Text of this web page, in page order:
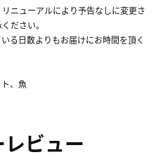
ニューアルにより予告なしに変更さ
ださい。
る日数よりもお届けにお時間を頂く
、魚
ビュー